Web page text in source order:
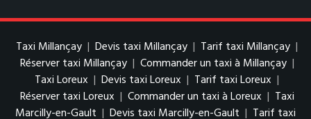
Taxi Millançay | Devis taxi Millançay | Tarif taxi Millançay |
Réserver taxi Millançay | Commander un taxi à Millançay |
Taxi Loreux | Devis taxi Loreux | Tarif taxi Loreux |
Réserver taxi Loreux | Commander un taxi à Loreux | Taxi
Marcilly-en-Gault | Devis taxi Marcilly-en-Gault | Tarif taxi